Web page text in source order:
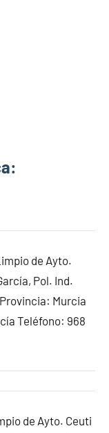
de Ayto.
Pol. Ind.
Murcia
Teléfono: 968
de Ayto. Ceuti